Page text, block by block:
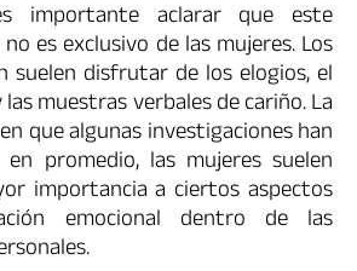
importante aclarar que este
es exclusivo de las mujeres. Los
suelen disfrutar de los elogios, el
muestras verbales de cariño. La
que algunas investigaciones han
promedio, las mujeres suelen
importancia a ciertos aspectos
emocional dentro de las